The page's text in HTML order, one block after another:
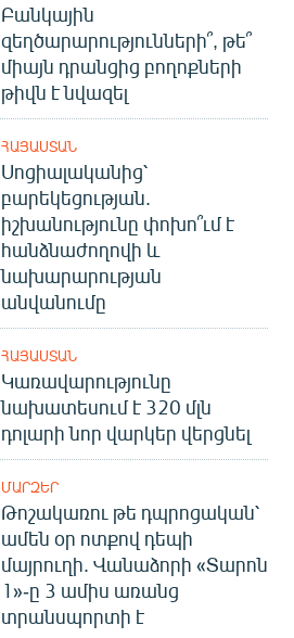
Բանկային
զեղծարարությունների՞, թե՞
միայն դրանցից բողոքների
թիվն է նվազել
ՀԱՅԱՍՏԱՆ
Սոցիալականից՝
բարեկեցության.
իշխանությունը փոխո՞ւմ է
հանձնաժողովի և
նախարարության
անվանումը
ՀԱՅԱՍՏԱՆ
Կառավարությունը
նախատեսում է 320 մլն
դոլարի նոր վարկեր վերցնել
ՄԱՐԶԵՐ
Թոշակառու թե դպրոցական՝
ամեն օր ոտքով դեպի
մայրուղի. Վանաձորի «Տարոն
1»-ը 3 ամիս առանց
տրանսպորտի է